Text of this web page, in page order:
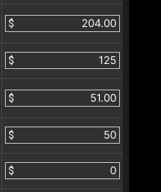
$
$
$
$
$